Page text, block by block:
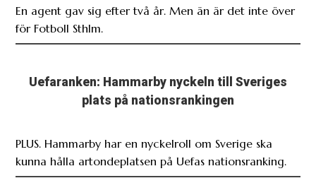
En agent gav sig efter två år. Men än är det inte över
för Fotboll Sthlm.
Uefaranken: Hammarby nyckeln till Sveriges
plats på nationsrankingen
PLUS. Hammarby har en nyckelroll om Sverige ska
kunna hålla artondeplatsen på Uefas nationsranking.